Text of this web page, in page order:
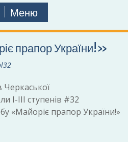
Меню
прапор України!»
Черкаської
І-ІІІ ступенів #32
«Майоріє прапор України!»